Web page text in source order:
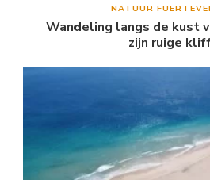
NATUUR
Wandeling langs de kust
zijn ruige